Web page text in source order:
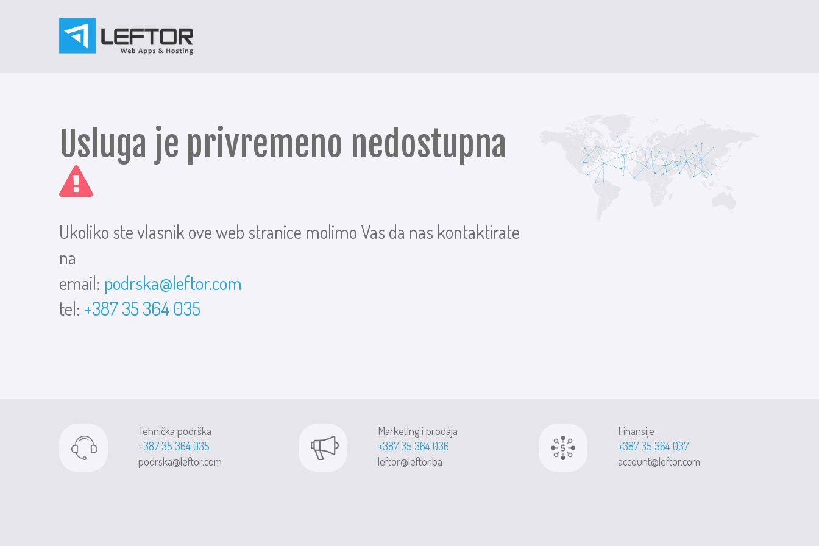
Usluga je privremeno nedostupna
Ukoliko ste vlasnik ove web stranice molimo Vas da nas kontaktirate
na
email: podrska@leftor.com
tel: +387 35 364 035
Tehnička podrška
+387 35 364 035
podrska@leftor.com
Marketing i prodaja
+387 35 364 036
leftor@leftor.ba
Finansije
+387 35 364 037
account@leftor.com